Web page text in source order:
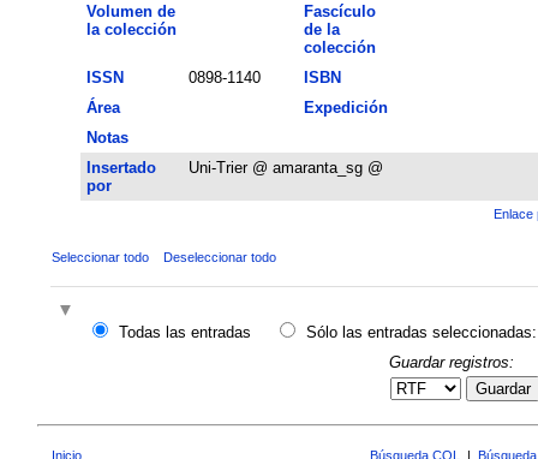
Volumen de
la colección
Fascículo
de la
colección
ISSN
0898-1140
ISBN
Área
Expedición
Notas
Insertado
por
Uni-Trier @ amaranta_sg @
Enlace
Seleccionar todo Deseleccionar todo
Todas las entradas
Sólo las entradas seleccionadas:
Guardar registros:
Guardar
Inicio Búsqueda CQL